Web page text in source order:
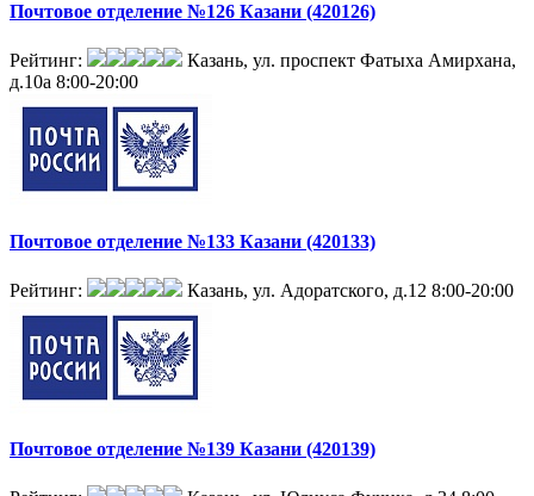
Почтовое отделение №126 Казани (420126)
Рейтинг:
Казань, ул. проспект Фатыха Амирхана,
д.10а 8:00-20:00
Почтовое отделение №133 Казани (420133)
Рейтинг: Казань, ул. Адоратского, д.12 8:00-20:00
Почтовое отделение №139 Казани (420139)